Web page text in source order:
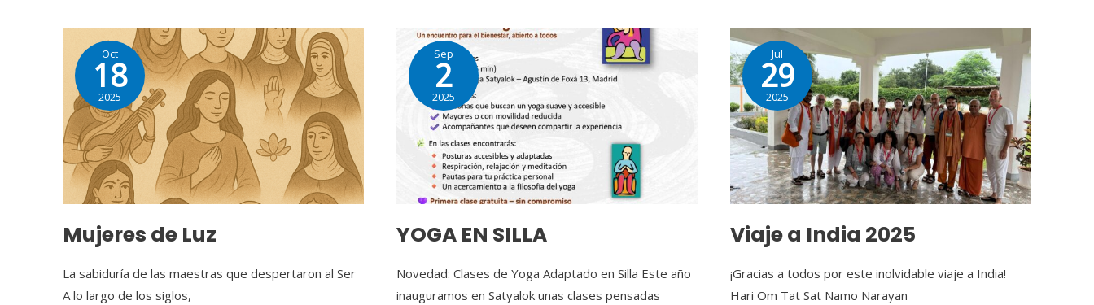
Oct
18
2025
Mujeres de Luz
La sabiduría de las maestras que despertaron al Ser
A lo largo de los siglos,
Mujeres
Luz
Sep
2
2025
YOGA EN SILLA
Novedad: Clases de Yoga Adaptado en Silla Este año
inauguramos en Satyalok unas clases pensadas
YOGA
EN
SILLA
Jul
29
2025
Viaje a India 2025
¡Gracias a todos por este inolvidable viaje a India!
Hari Om Tat Sat Namo Narayan
Viaje
a
India
2025